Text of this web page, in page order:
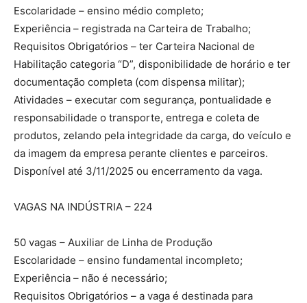
Escolaridade – ensino médio completo;
Experiência – registrada na Carteira de Trabalho;
Requisitos Obrigatórios – ter Carteira Nacional de
Habilitação categoria “D”, disponibilidade de horário e ter
documentação completa (com dispensa militar);
Atividades – executar com segurança, pontualidade e
responsabilidade o transporte, entrega e coleta de
produtos, zelando pela integridade da carga, do veículo e
da imagem da empresa perante clientes e parceiros.
Disponível até 3/11/2025 ou encerramento da vaga.
VAGAS NA INDÚSTRIA – 224
50 vagas – Auxiliar de Linha de Produção
Escolaridade – ensino fundamental incompleto;
Experiência – não é necessário;
Requisitos Obrigatórios – a vaga é destinada para